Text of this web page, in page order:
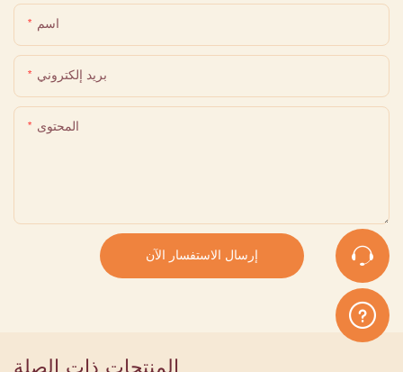
اسم
بريد إلكتروني
المحتوى
إرسال الاستفسار الآن
المنتجات ذات الصلة